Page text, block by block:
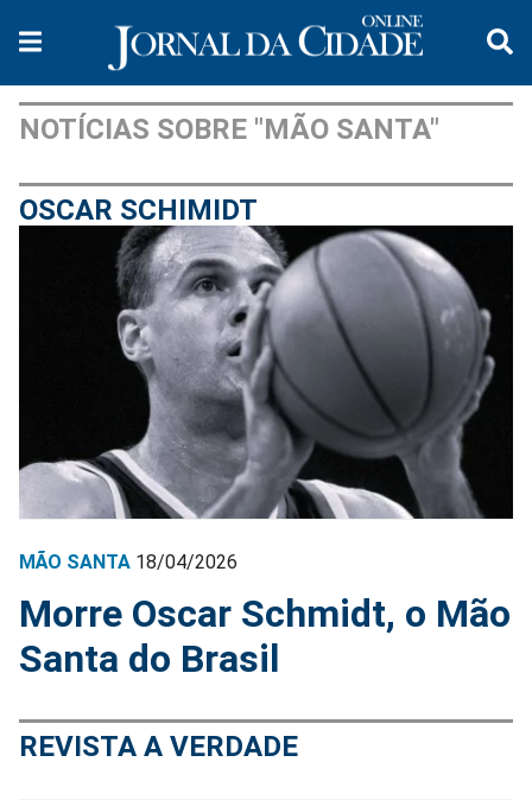
NOTÍCIAS SOBRE "MÃO SANTA"
OSCAR SCHIMIDT
MÃO SANTA 18/04/2026
Morre Oscar Schmidt, o Mão
Santa do Brasil
REVISTA A VERDADE